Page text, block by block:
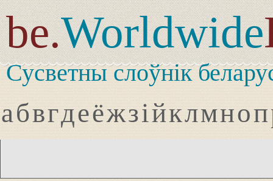
be.Worldwide
Сусветны слоўнік
абвгдеёжзійклмноп